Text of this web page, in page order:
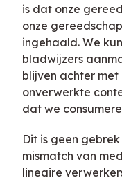
is dat onze
onze
ingehaald. We
bladwijzers
blijven achter
onverwerkte
dat we
Dit is geen
mismatch van
lineaire